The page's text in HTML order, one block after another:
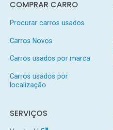
COMPRAR CARRO
Procurar carros usados
Carros Novos
Carros usados por marca
Carros usados por
localização
SERVIÇOS